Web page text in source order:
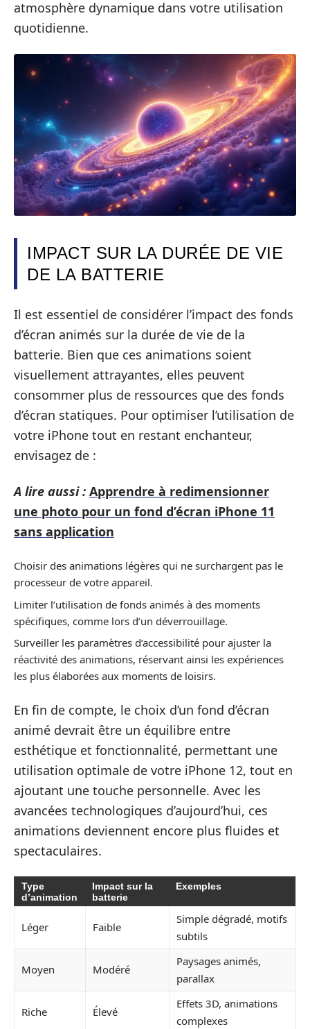
atmosphère dynamique dans votre utilisation
quotidienne.
IMPACT SUR LA DURÉE DE VIE
DE LA BATTERIE
Il est essentiel de considérer l’impact des fonds
d’écran animés sur la durée de vie de la
batterie. Bien que ces animations soient
visuellement attrayantes, elles peuvent
consommer plus de ressources que des fonds
d’écran statiques. Pour optimiser l’utilisation de
votre iPhone tout en restant enchanteur,
envisagez de :
A lire aussi : Apprendre à redimensionner
une photo pour un fond d’écran iPhone 11
sans application
Choisir des animations légères qui ne surchargent pas le
processeur de votre appareil.
Limiter l’utilisation de fonds animés à des moments
spécifiques, comme lors d’un déverrouillage.
Surveiller les paramètres d’accessibilité pour ajuster la
réactivité des animations, réservant ainsi les expériences
les plus élaborées aux moments de loisirs.
En fin de compte, le choix d’un fond d’écran
animé devrait être un équilibre entre
esthétique et fonctionnalité, permettant une
utilisation optimale de votre iPhone 12, tout en
ajoutant une touche personnelle. Avec les
avancées technologiques d’aujourd’hui, ces
animations deviennent encore plus fluides et
spectaculaires.
Type
d’animation
Impact sur la
batterie
Exemples
Léger Faible
Simple dégradé, motifs
subtils
Moyen Modéré
Paysages animés,
parallax
Riche Élevé
Effets 3D, animations
complexes